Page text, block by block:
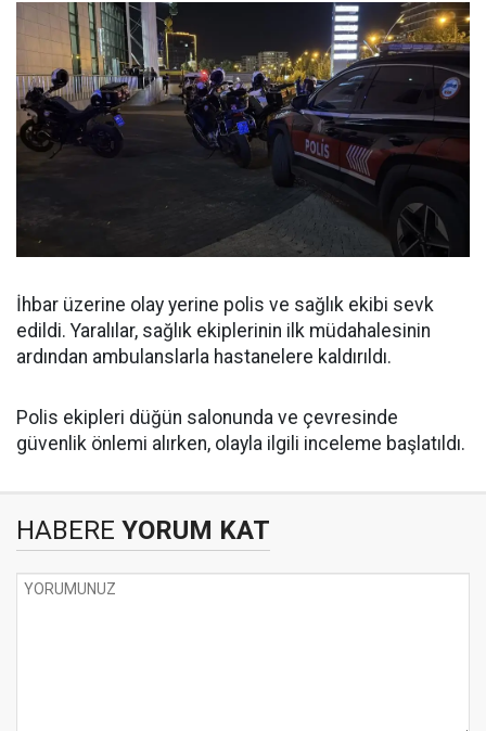
İhbar üzerine olay yerine polis ve sağlık ekibi sevk
edildi. Yaralılar, sağlık ekiplerinin ilk müdahalesinin
ardından ambulanslarla hastanelere kaldırıldı.
Polis ekipleri düğün salonunda ve çevresinde
güvenlik önlemi alırken, olayla ilgili inceleme başlatıldı.
HABERE YORUM KAT